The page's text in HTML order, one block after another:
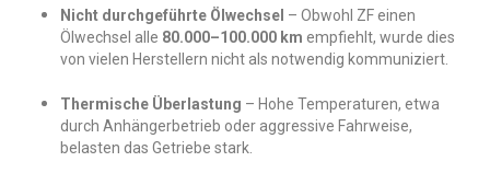
Nicht durchgeführte Ölwechsel – Obwohl ZF einen
Ölwechsel alle 80.000–100.000 km empfiehlt, wurde dies
von vielen Herstellern nicht als notwendig kommuniziert.
Thermische Überlastung – Hohe Temperaturen, etwa
durch Anhängerbetrieb oder aggressive Fahrweise,
belasten das Getriebe stark.